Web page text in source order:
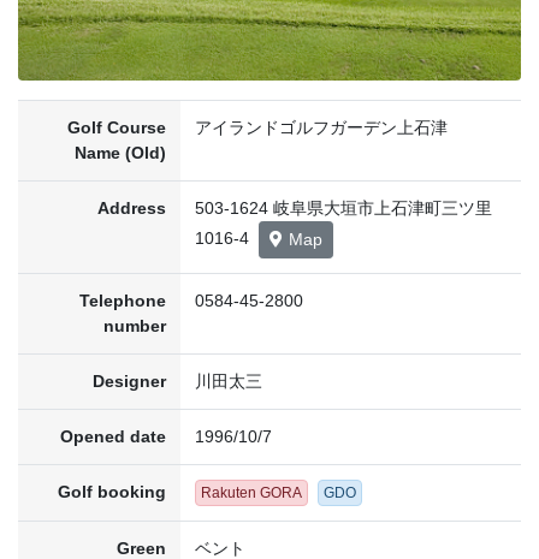
Golf Course
Name (Old)
アイランドゴルフガーデン上石津
Address
503-1624 岐阜県大垣市上石津町三ツ里
1016-4
Map
Telephone
number
0584-45-2800
Designer 川田太三
Opened date 1996/10/7
Golf booking Rakuten GORA GDO
Green ベント